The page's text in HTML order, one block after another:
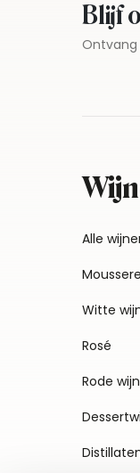
Blijf
Ontvang
Alle
Witte
Rosé
Rode wijn